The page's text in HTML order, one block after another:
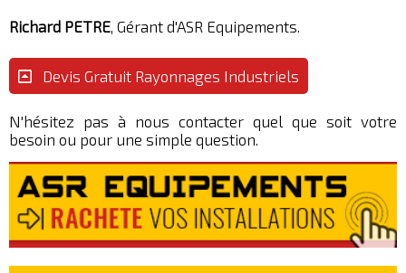
Richard PETRE, Gérant d'ASR Equipements.
Devis Gratuit Rayonnages Industriels
N'hésitez pas à nous contacter quel que soit votre
besoin ou pour une simple question.